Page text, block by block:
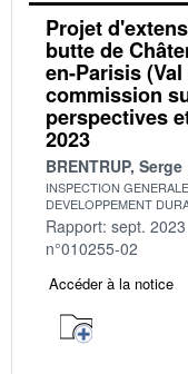
Projet
butte de
en-Parisis (Val
commission
perspectives
2023
BRENTRUP, Serge
INSPECTION
DEVELOPPEMENT
Rapport: sept. 2023
n°010255-02
Accéder à la notice